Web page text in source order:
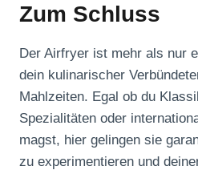
Zum Schluss
Der Airfryer ist mehr als nur
dein kulinarischer
Mahlzeiten. Egal ob du
Spezialitäten oder
magst, hier gelingen sie
zu experimentieren und